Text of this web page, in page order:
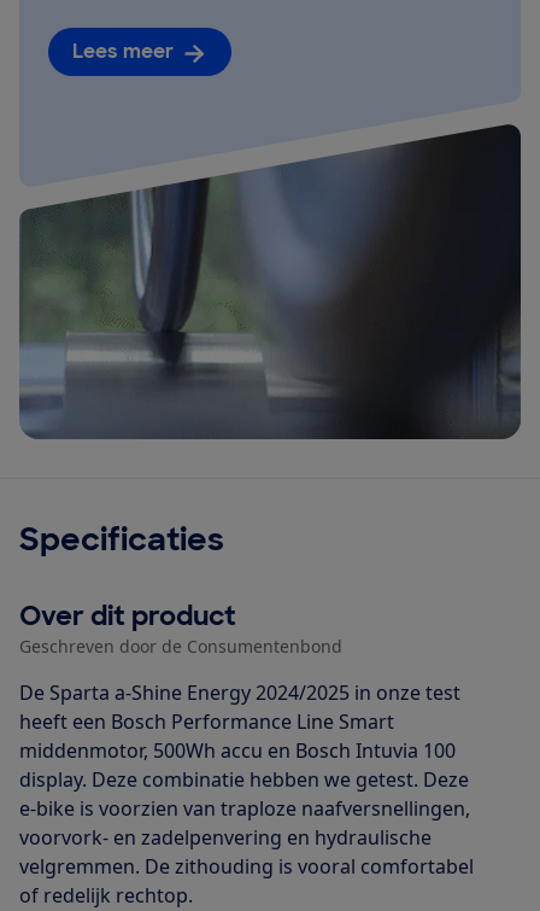
Lees meer
Specificaties
Over dit product
Geschreven door de Consumentenbond
De Sparta a-Shine Energy 2024/2025 in onze test
heeft een Bosch Performance Line Smart
middenmotor, 500Wh accu en Bosch Intuvia 100
display. Deze combinatie hebben we getest. Deze
e-bike is voorzien van traploze naafversnellingen,
voorvork- en zadelpenvering en hydraulische
velgremmen. De zithouding is vooral comfortabel
of redelijk rechtop.